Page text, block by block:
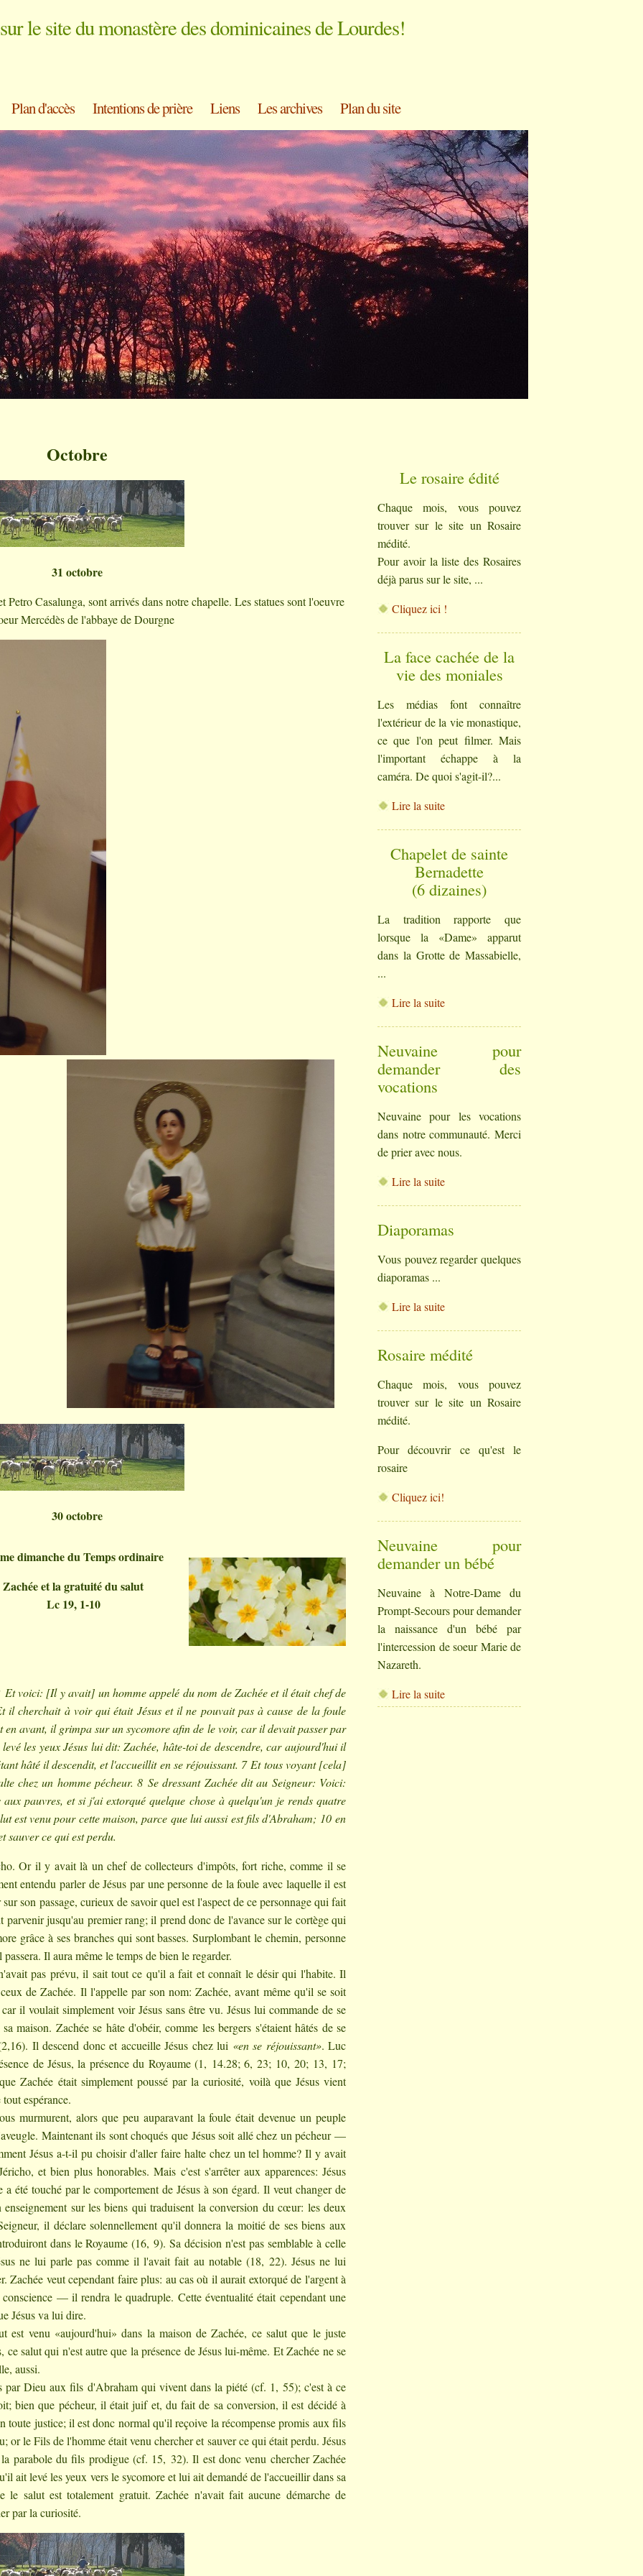
le site du monastère des dominicaines de Lourdes!
Plan d'accès Intentions de prière Liens Les archives Plan du site
Octobre
31 octobre
Petro Casalunga, sont arrivés dans notre chapelle. Les statues sont l'oeuvre
Mercédès de l'abbaye de Dourgne
30 octobre
dimanche du Temps ordinaire
Zachée et la gratuité du salut
Lc 19, 1-10
voici: [Il y avait] un homme appelé du nom de Zachée et il était chef de
cherchait à voir qui était Jésus et il ne pouvait pas à cause de la foule
avant, il grimpa sur un sycomore afin de le voir, car il devait passer par
les yeux Jésus lui dit: Zachée, hâte-toi de descendre, car aujourd'hui il
hâté il descendit, et l'accueillit en se réjouissant. 7 Et tous voyant [cela]
chez un homme pécheur. 8 Se dressant Zachée dit au Seigneur: Voici:
pauvres, et si j'ai extorqué quelque chose à quelqu'un je rends quatre
est venu pour cette maison, parce que lui aussi est fils d'Abraham; 10 en
sauver ce qui est perdu.
Or il y avait là un chef de collecteurs d'impôts, fort riche, comme il se
entendu parler de Jésus par une personne de la foule avec laquelle il est
son passage, curieux de savoir quel est l'aspect de ce personnage qui fait
jusqu'au premier rang; il prend donc de l'avance sur le cortège qui
grâce à ses branches qui sont basses. Surplombant le chemin, personne
Il aura même le temps de bien le regarder.
pas prévu, il sait tout ce qu'il a fait et connaît le désir qui l'habite. Il
de Zachée. Il l'appelle par son nom: Zachée, avant même qu'il se soit
il voulait simplement voir Jésus sans être vu. Jésus lui commande de se
maison. Zachée se hâte d'obéir, comme les bergers s'étaient hâtés de se
Il descend donc et accueille Jésus chez lui «en se réjouissant». Luc
de Jésus, la présence du Royaume (1, 14.28; 6, 23; 10, 20; 13, 17;
Zachée était simplement poussé par la curiosité, voilà que Jésus vient
espérance.
murmurent, alors que peu auparavant la foule était devenue un peuple
Maintenant ils sont choqués que Jésus soit allé chez un pécheur —
Jésus a-t-il pu choisir d'aller faire halte chez un tel homme? Il y avait
et bien plus honorables. Mais c'est s'arrêter aux apparences: Jésus
été touché par le comportement de Jésus à son égard. Il veut changer de
sur les biens qui traduisent la conversion du cœur: les deux
il déclare solennellement qu'il donnera la moitié de ses biens aux
dans le Royaume (16, 9). Sa décision n'est pas semblable à celle
ne lui parle pas comme il l'avait fait au notable (18, 22). Jésus ne lui
Zachée veut cependant faire plus: au cas où il aurait extorqué de l'argent à
— il rendra le quadruple. Cette éventualité était cependant une
Jésus va lui dire.
est venu «aujourd'hui» dans la maison de Zachée, ce salut que le juste
ce salut qui n'est autre que la présence de Jésus lui-même. Et Zachée ne se
aussi.
par Dieu aux fils d'Abraham qui vivent dans la piété (cf. 1, 55); c'est à ce
bien que pécheur, il était juif et, du fait de sa conversion, il est décidé à
toute justice; il est donc normal qu'il reçoive la récompense promis aux fils
le Fils de l'homme était venu chercher et sauver ce qui était perdu. Jésus
parabole du fils prodigue (cf. 15, 32). Il est donc venu chercher Zachée
ait levé les yeux vers le sycomore et lui ait demandé de l'accueillir dans sa
le salut est totalement gratuit. Zachée n'avait fait aucune démarche de
par la curiosité.
Le rosaire édité
Chaque mois, vous pouvez
trouver sur le site un Rosaire
médité.
Pour avoir la liste des Rosaires
déjà parus sur le site, ...
Cliquez ici !
La face cachée de la
vie des moniales
Les médias font connaître
l'extérieur de la vie monastique,
ce que l'on peut filmer. Mais
l'important échappe à la
caméra. De quoi s'agit-il?...
Lire la suite
Chapelet de sainte
Bernadette
(6 dizaines)
La tradition rapporte que
lorsque la «Dame» apparut
dans la Grotte de Massabielle,
...
Lire la suite
Neuvaine pour
demander des
vocations
Neuvaine pour les vocations
dans notre communauté. Merci
de prier avec nous.
Lire la suite
Diaporamas
Vous pouvez regarder quelques
diaporamas ...
Lire la suite
Rosaire médité
Chaque mois, vous pouvez
trouver sur le site un Rosaire
médité.
Pour découvrir ce qu'est le
rosaire
Cliquez ici!
Neuvaine pour
demander un bébé
Neuvaine à Notre-Dame du
Prompt-Secours pour demander
la naissance d'un bébé par
l'intercession de soeur Marie de
Nazareth.
Lire la suite